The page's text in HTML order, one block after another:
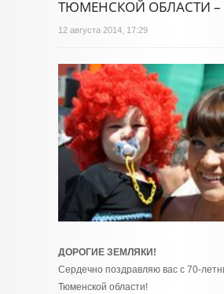
ТЮМЕНСКОЙ ОБЛАСТИ –
12 августа 2014, 17:29
ДОРОГИЕ ЗЕМЛЯКИ!
Сердечно поздравляю вас с 70-
Тюменской области!